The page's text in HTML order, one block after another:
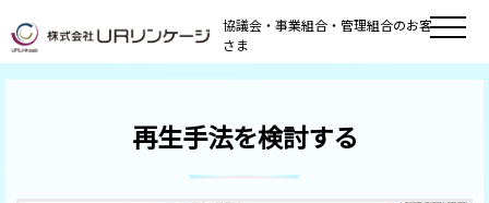
協議会・事業組合・管理組合のお客
さま
再生手法を検討する